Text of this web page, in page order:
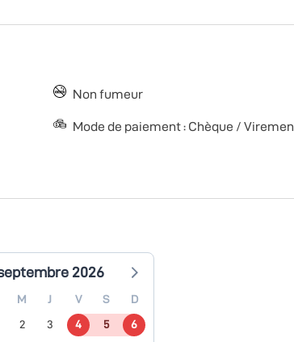
Non fumeur
Mode de paiement : Chèque /
2026
M J V S
D
2 3 4 5
6